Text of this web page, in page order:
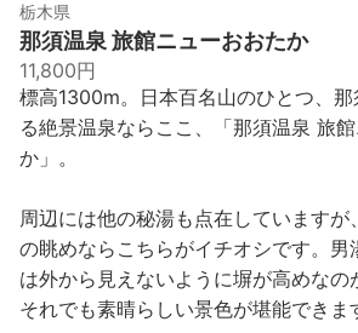
栃木県
那須温泉 旅館ニューおおたか
11,800円
標高1300m。日本百名山のひとつ、
る絶景温泉ならここ、「那須温泉 旅
か」。
周辺には他の秘湯も点在していますが
の眺めならこちらがイチオシです。男
は外から見えないように塀が高めなの
それでも素晴らしい景色が堪能できま